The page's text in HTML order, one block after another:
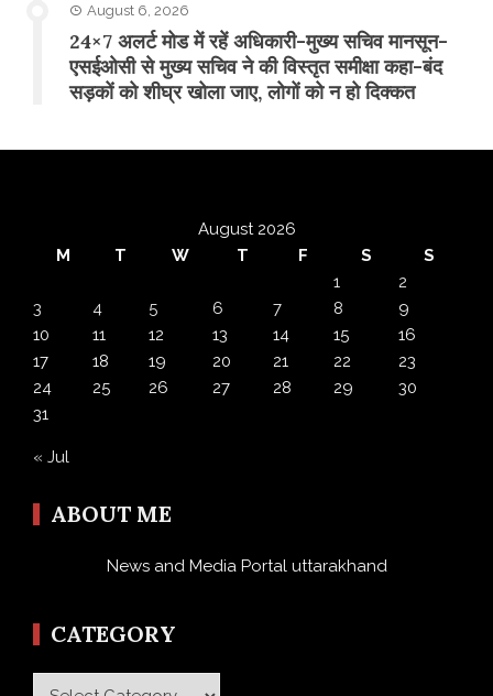
August 6, 2026
24×7 अलर्ट मोड में रहें अधिकारी-मुख्य सचिव मानसून-
एसईओसी से मुख्य सचिव ने की विस्तृत समीक्षा कहा-बंद
सड़कों को शीघ्र खोला जाए, लोगों को न हो दिक्कत
August 2026
M
T W T F S
S
1
2
3
4 5 6 7 8
9
10
11 12 13 14 15
16
17
18 19 20 21 22
23
24
25 26 27 28 29
30
31
« Jul
ABOUT ME
News and Media Portal uttarakhand
CATEGORY
Category